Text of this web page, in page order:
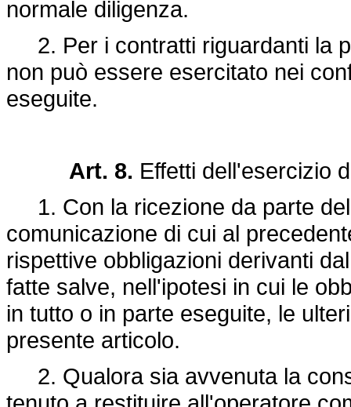
normale diligenza.
2. Per i contratti riguardanti la
non può essere esercitato nei
eseguite.
Art. 8. Effetti dell'esercizio
1. Con la ricezione da parte
comunicazione di cui al
rispettive obbligazioni derivanti
fatte salve, nell'ipotesi in cui le
in tutto o in parte eseguite, le
presente articolo.
2. Qualora sia avvenuta la